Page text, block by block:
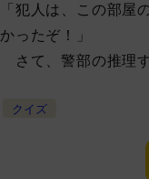
「犯人は、この部
かったぞ！」
さて、警部の推理
クイズ